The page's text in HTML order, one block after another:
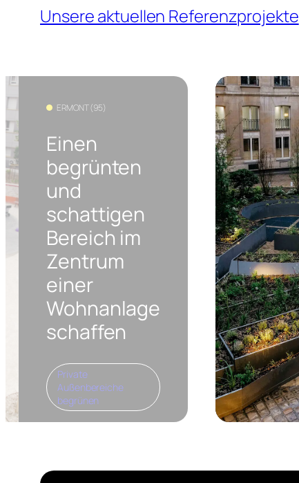
Unsere aktuellen Referenzprojekte
ERMONT (95)
Einen
begrünten
und
schattigen
Bereich im
Zentrum
einer
Wohnanlage
schaffen
Private
Außenbereiche
begrünen
dank